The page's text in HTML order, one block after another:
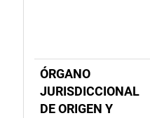
ÓRGANO
JURISDICCIONAL
DE ORIGEN Y